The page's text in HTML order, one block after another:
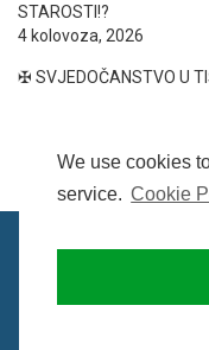
We use cookies
service. Cookie
STAROSTI!?
4 kolovoza, 2026
✠ SVJEDOČANSTVO U